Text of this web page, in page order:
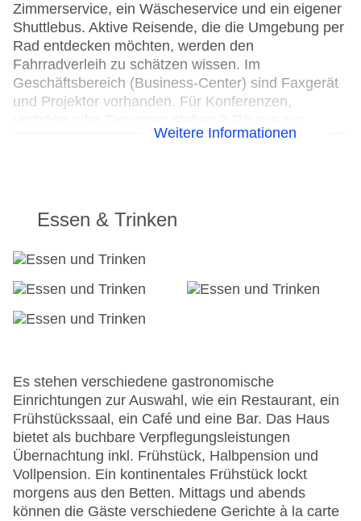
Zimmerservice, ein Wäscheservice und ein eigener
Shuttlebus. Aktive Reisende, die die Umgebung per
Rad entdecken möchten, werden den
Fahrradverleih zu schätzen wissen. Im
Geschäftsbereich (Business-Center) sind Faxgerät
und Projektor vorhanden. Für Konferenzen,
Check-in von: 15:00:00
Check-out bis: 12:00:00
Garten: gegen Gebühr
Hoteleröffnung: 1945
WLAN/WiFi im Hotel: gegen Gebühr
Anzahl der Konferenzräume: 4
Anzahl der Aufzüge: 4
Zimmerservice
Gesamtanzahl der Stockwerke: 4
Gesamtanzahl der Zimmer: 58
Zahlungsarten: American Express, Diners Club,
EC Maestro, Mastercard, Visa
Landeskategorie: 5 Sterne
Weitere Informationen
Essen & Trinken
Es stehen verschiedene gastronomische
Einrichtungen zur Auswahl, wie ein Restaurant, ein
Frühstückssaal, ein Café und eine Bar. Das Haus
bietet als buchbare Verpflegungsleistungen
Übernachtung inkl. Frühstück, Halbpension und
Vollpension. Ein kontinentales Frühstück lockt
morgens aus den Betten. Mittags und abends
können die Gäste verschiedene Gerichte à la carte